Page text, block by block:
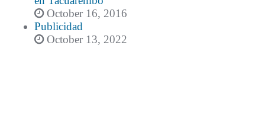
October 16, 2016
Publicidad
October 13, 2022